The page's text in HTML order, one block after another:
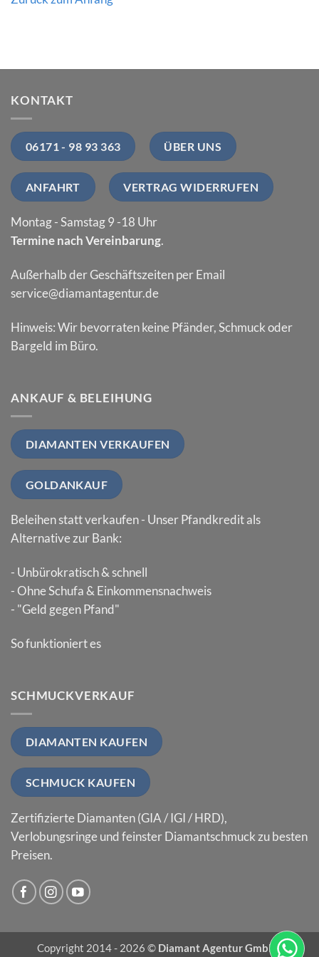
KONTAKT
06171 - 98 93 363 ÜBER UNS
ANFAHRT VERTRAG WIDERRUFEN
Montag - Samstag 9 -18 Uhr
Termine nach Vereinbarung.
Außerhalb der Geschäftszeiten per Email
service@diamantagentur.de
Hinweis: Wir bevorraten keine Pfänder, Schmuck oder
Bargeld im Büro.
ANKAUF & BELEIHUNG
DIAMANTEN VERKAUFEN
GOLDANKAUF
Beleihen statt verkaufen - Unser Pfandkredit als
Alternative zur Bank:
- Unbürokratisch & schnell
- Ohne Schufa & Einkommensnachweis
- "Geld gegen Pfand"
So funktioniert es
SCHMUCKVERKAUF
DIAMANTEN KAUFEN
SCHMUCK KAUFEN
Zertifizierte Diamanten (GIA / IGI / HRD),
Verlobungsringe und feinster Diamantschmuck zu besten
Preisen.
Copyright 2014 - 2026 © Diamant Agentur GmbH |